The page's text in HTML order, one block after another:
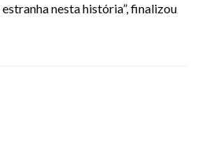
nesta história”, finalizou